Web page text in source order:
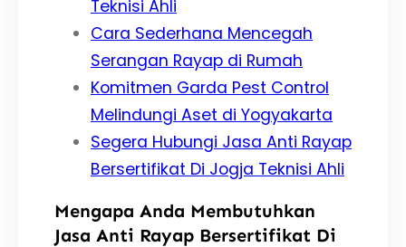
Teknisi Ahli
Cara Sederhana Mencegah
Serangan Rayap di Rumah
Komitmen Garda Pest Control
Melindungi Aset di Yogyakarta
Segera Hubungi Jasa Anti Rayap
Bersertifikat Di Jogja Teknisi Ahli
Mengapa Anda Membutuhkan
Jasa Anti Rayap Bersertifikat Di